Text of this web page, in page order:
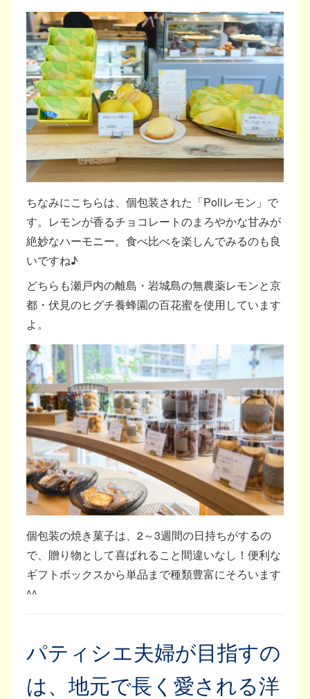
ちなみにこちらは、個包装された「Poliレモン」で
す。レモンが香るチョコレートのまろやかな甘みが
絶妙なハーモニー。食べ比べを楽しんでみるのも良
いですね♪
どちらも瀬戸内の離島・岩城島の無農薬レモンと京
都・伏見のヒグチ養蜂園の百花蜜を使用しています
よ。
個包装の焼き菓子は、2～3週間の日持ちがするの
で、贈り物として喜ばれること間違いなし！便利な
ギフトボックスから単品まで種類豊富にそろいます
^^
パティシエ夫婦が目指すの
は、地元で長く愛される洋